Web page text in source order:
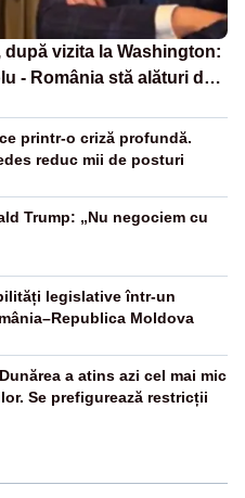
vizita la Washington:
- România stă alături de
printr-o criză profundă.
reduc mii de posturi
Trump: „Nu negociem cu
legislative într-un
Moldova
a atins azi cel mai mic
Se prefigurează restricții